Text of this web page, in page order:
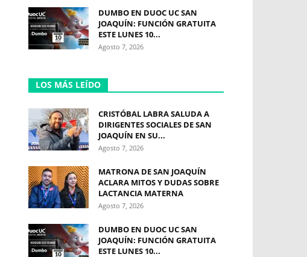
DUMBO EN DUOC UC SAN
JOAQUÍN: FUNCIÓN GRATUITA
ESTE LUNES 10...
Agosto 7, 2026
LOS MÁS LEÍDO
CRISTÓBAL LABRA SALUDA A
DIRIGENTES SOCIALES DE SAN
JOAQUÍN EN SU...
Agosto 7, 2026
MATRONA DE SAN JOAQUÍN
ACLARA MITOS Y DUDAS SOBRE
LACTANCIA MATERNA
Agosto 7, 2026
DUMBO EN DUOC UC SAN
JOAQUÍN: FUNCIÓN GRATUITA
ESTE LUNES 10...